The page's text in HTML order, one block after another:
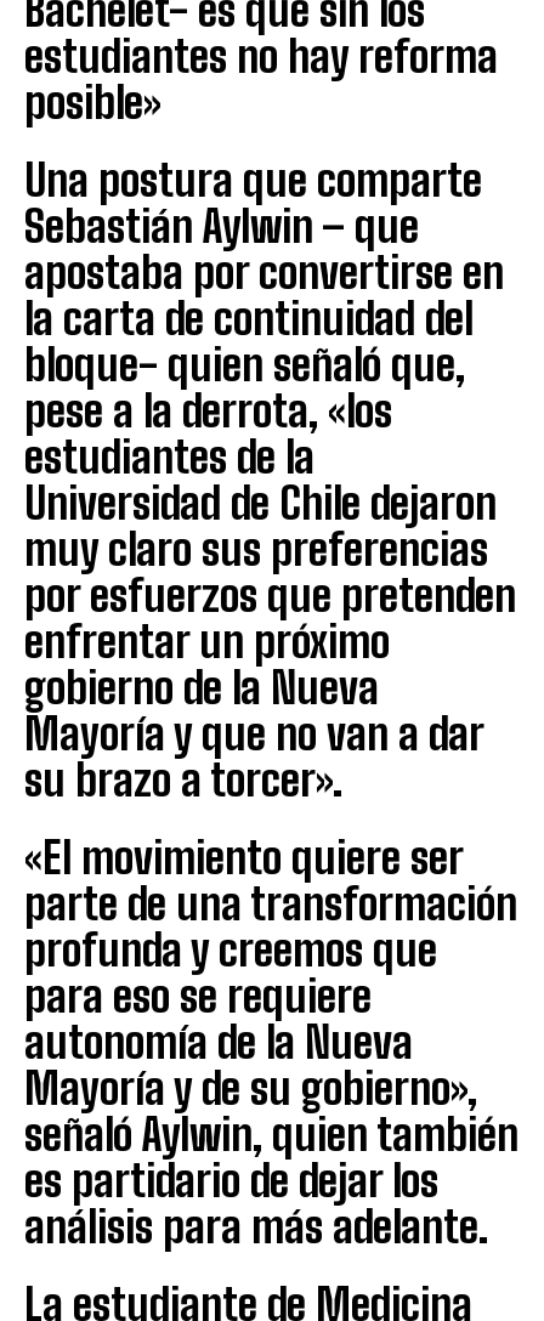
Bachelet- es que sin los
estudiantes no hay reforma
posible»
Una postura que comparte
Sebastián Aylwin – que
apostaba por convertirse en
la carta de continuidad del
bloque- quien señaló que,
pese a la derrota, «los
estudiantes de la
Universidad de Chile dejaron
muy claro sus preferencias
por esfuerzos que pretenden
enfrentar un próximo
gobierno de la Nueva
Mayoría y que no van a dar
su brazo a torcer».
«El movimiento quiere ser
parte de una transformación
profunda y creemos que
para eso se requiere
autonomía de la Nueva
Mayoría y de su gobierno»,
señaló Aylwin, quien también
es partidario de dejar los
análisis para más adelante.
La estudiante de Medicina